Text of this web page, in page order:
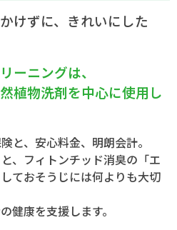
けずに、きれいにした
ーニングは、
植物洗剤を中心に使用し
と、安心料金、明朗会計。
、フィトンチッド消臭の「エ
ておそうじには何よりも大切
健康を支援します。